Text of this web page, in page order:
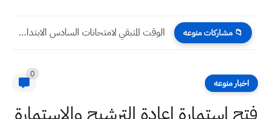
📁 مشاركات منوعه الوقت المتبقي لامتحانات السادس الابتدائي 2026 الوزارية الدور الأول بالأيام...
اخبار منوعه
0
فتح استمارة اعادة الترشيح والاستمارة